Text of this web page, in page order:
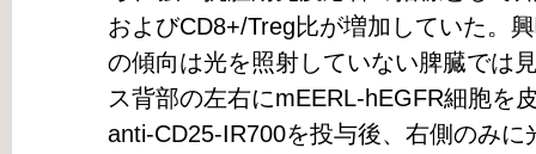
およびCD8+/Treg比が増加していた。
の傾向は光を照射していない脾臓では
ス背部の左右にmEERL-hEGFR細胞を
anti-CD25-IR700を投与後、右側のみ